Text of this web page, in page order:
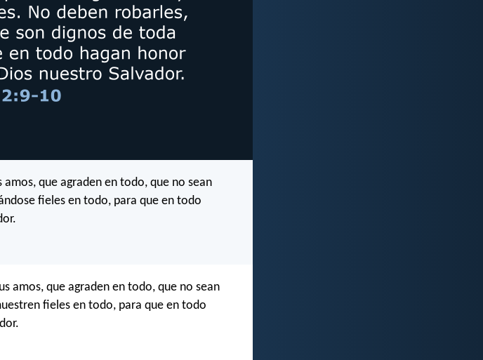
que agraden en todo, que no sean
fieles en todo, para que en todo
amos, que agraden en todo, que no sean
fieles en todo, para que en todo